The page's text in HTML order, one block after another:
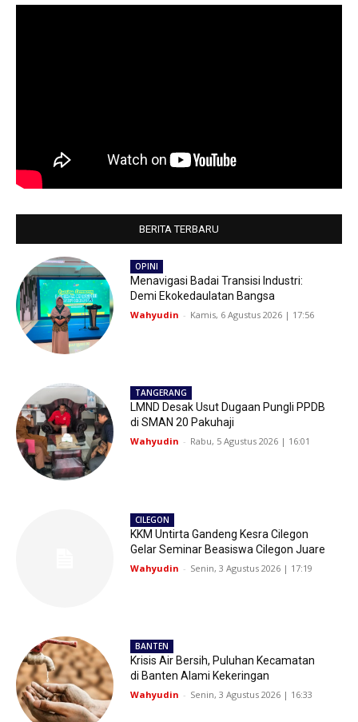
BERITA TERBARU
OPINI
Menavigasi Badai Transisi Industri:
Demi Ekokedaulatan Bangsa
Wahyudin - Kamis, 6 Agustus 2026 | 17:56
TANGERANG
LMND Desak Usut Dugaan Pungli PPDB
di SMAN 20 Pakuhaji
Wahyudin - Rabu, 5 Agustus 2026 | 16:01
CILEGON
KKM Untirta Gandeng Kesra Cilegon
Gelar Seminar Beasiswa Cilegon Juare
Wahyudin - Senin, 3 Agustus 2026 | 17:19
BANTEN
Krisis Air Bersih, Puluhan Kecamatan
di Banten Alami Kekeringan
Wahyudin - Senin, 3 Agustus 2026 | 16:33